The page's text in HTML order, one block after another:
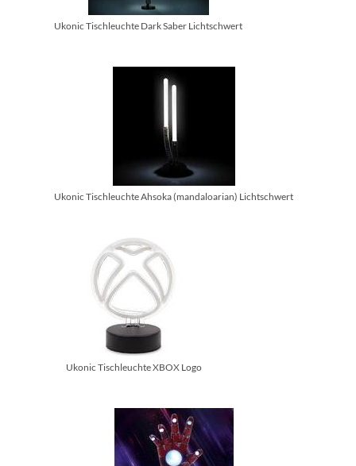
Ukonic Tischleuchte Dark Saber Lichtschwert
Ukonic Tischleuchte Ahsoka (mandaloarian) Lichtschwert
Ukonic Tischleuchte XBOX Logo